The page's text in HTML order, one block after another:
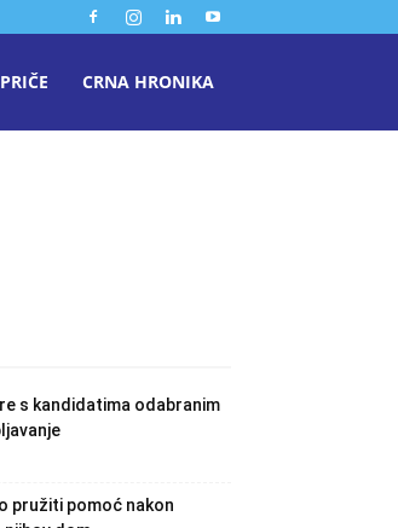
PRIČE CRNA HRONIKA
s kandidatima odabranim
pružiti pomoć nakon